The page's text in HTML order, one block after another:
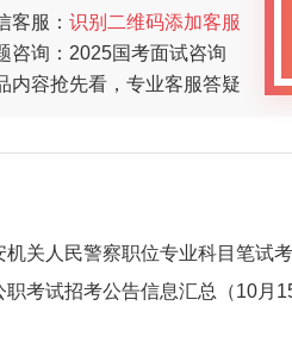
客服： 识别二维码添加客服
咨询：2025国考面试咨询
内容抢先看，专业客服答疑
机关人民警察职位专业科目笔试
考试招考公告信息汇总（10月